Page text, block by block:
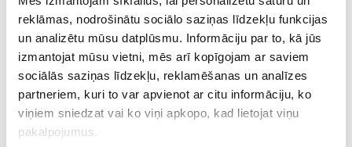
reklāmas, nodrošinātu sociālo saziņas līdzekļu funkcijas
un analizētu mūsu datplūsmu. Informāciju par to, kā jūs
izmantojat mūsu vietni, mēs arī kopīgojam ar saviem
sociālās saziņas līdzekļu, reklamēšanas un analīzes
partneriem, kuri to var apvienot ar citu informāciju, ko
viņiem sniedzat vai ko viņi apkopo, kad lietojat viņu
pakalpojumus.
PIEVIENOT GROZAM